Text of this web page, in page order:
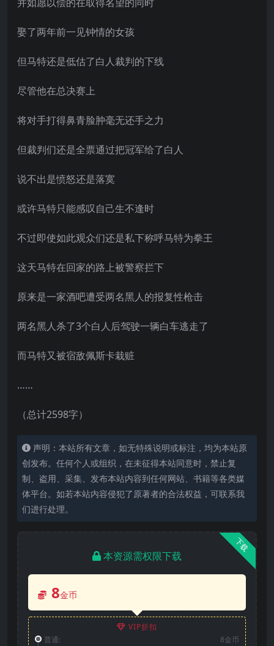
娶了两年前一见钟情的女孩
但马特还是低估了白人裁判的下线
尽管他在总决赛上
将对手打得鼻青脸肿毫无还手之力
但裁判们还是全票通过把冠军给了白人
说不出是愤怒还是落寞
或许马特只能感叹自己生不逢时
不过即使如此观众们还是私下称呼马特为拳王
这天马特在回家的路上被警察拦下
原来是一家酒吧遭受两名黑人的报复性枪击
两名黑人杀了3个白人后驾驶一辆白车逃走了
而马特又被宿敌佩斯卡栽赃
……
（总计2598字）
声明：本站所有文章，如无特殊说明或标注，均为本站原
创发布。任何个人或组织，在未征得本站同意时，禁止复
制、盗用、采集、发布本站内容到任何网站、书籍等各类媒
体平台。如若本站内容侵犯了原著者的合法权益，可联系我
们进行处理。
下载
本资源需权限下载
8金币
VIP折扣
普通:
8金币